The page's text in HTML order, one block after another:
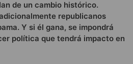
de un cambio histórico.
republicanos
Y si él gana, se impondrá
política que tendrá impacto en